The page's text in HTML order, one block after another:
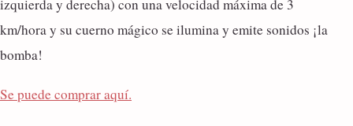
izquierda y derecha) con una velocidad máxima de 3
km/hora y su cuerno mágico se ilumina y emite sonidos ¡la
bomba!
Se puede comprar aquí.